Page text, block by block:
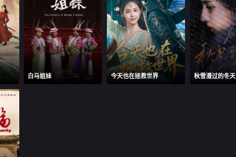
白马姐妹 今天也在拯救世界 秋雪漫过的冬天